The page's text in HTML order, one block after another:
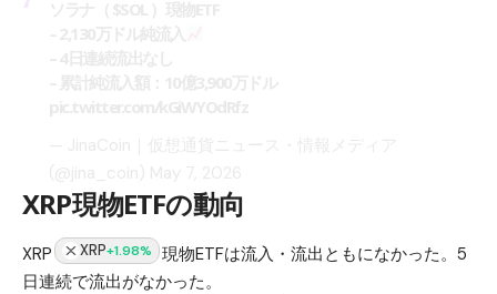
XRP現物ETFの動向
XRP XRP+1.98%
現物ETFは流入・流出ともになかった。5
日連続で流出がなかった。